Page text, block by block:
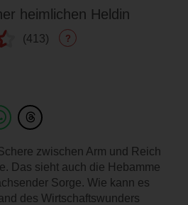
heimlichen Heldin
(413) ?
zwischen Arm und Reich
Das sieht auch die Hebamme
Sorge. Wie kann es
des Wirtschaftswunders